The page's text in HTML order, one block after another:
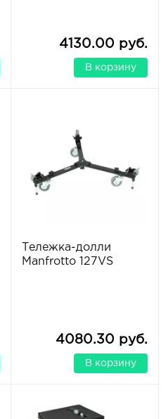
4130.00 руб.
В корзину
Тележка-долли
Manfrotto 127VS
4080.30 руб.
В корзину